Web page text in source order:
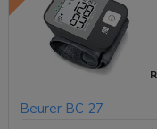
Beurer BC 27